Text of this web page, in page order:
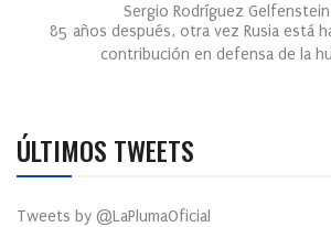
Sergio Rodríguez Gelfenstein
85 años después, otra vez Rusia está
contribución en defensa de la
ÚLTIMOS TWEETS
Tweets by @LaPlumaOficial